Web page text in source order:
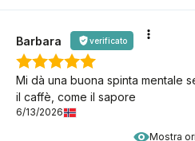
Mostra
Barbara verificato
Mi dà una buona spinta mentale
il caffè, come il sapore
6/13/2026